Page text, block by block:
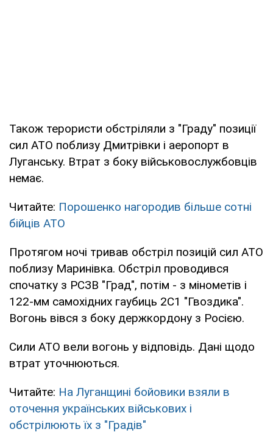
Також терористи обстріляли з "Граду" позиції
сил АТО поблизу Дмитрівки і аеропорт в
Луганську. Втрат з боку військовослужбовців
немає.
Читайте: Порошенко нагородив більше сотні
бійців АТО
Протягом ночі тривав обстріл позицій сил АТО
поблизу Маринівка. Обстріл проводився
спочатку з РСЗВ "Град", потім - з мінометів і
122-мм самохідних гаубиць 2С1 "Гвоздика".
Вогонь вівся з боку держкордону з Росією.
Сили АТО вели вогонь у відповідь. Дані щодо
втрат уточнюються.
Читайте: На Луганщині бойовики взяли в
оточення українських військових і
обстрілюють їх з "Градів"